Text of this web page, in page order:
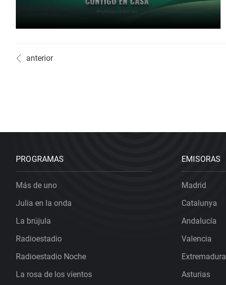
anterior
PROGRAMAS
Más de uno
Julia en la onda
La brújula
Radioestadio
Radioestadio Noche
La rosa de los vientos
EMISORAS
Madrid
Catalunya
Andalucía
Valencia
Extremadura
Asturias